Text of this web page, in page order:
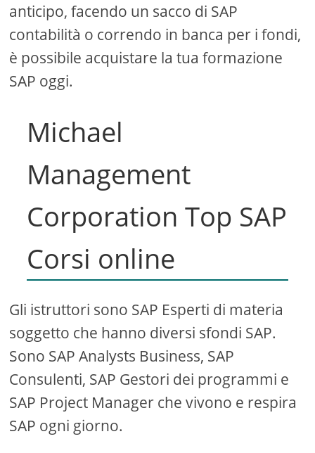
anticipo, facendo un sacco di SAP
contabilità o correndo in banca per i fondi,
è possibile acquistare la tua formazione
SAP oggi.
Michael
Management
Corporation Top SAP
Corsi online
Gli istruttori sono SAP Esperti di materia
soggetto che hanno diversi sfondi SAP.
Sono SAP Analysts Business, SAP
Consulenti, SAP Gestori dei programmi e
SAP Project Manager che vivono e respira
SAP ogni giorno.